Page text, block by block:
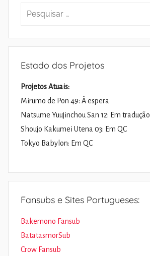
Pesquisar
Estado dos Projetos
Projetos Atuais:
Mirumo de Pon 49: À espera
Natsume Yuujinchou San 12: Em tradução
Shoujo Kakumei Utena 03: Em QC
Tokyo Babylon: Em QC
Fansubs e Sites Portugueses:
Bakemono Fansub
BatatasmorSub
Crow Fansub